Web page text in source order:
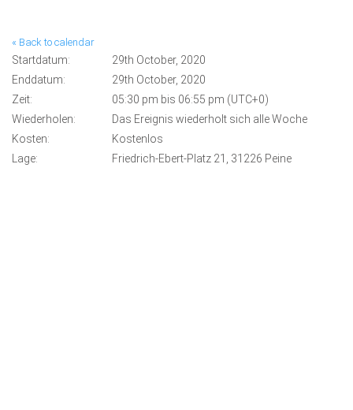
« Back to calendar
Startdatum:
29th October, 2020
Enddatum:
29th October, 2020
Zeit:
05:30 pm bis 06:55 pm (UTC+0)
Wiederholen:
Das Ereignis wiederholt sich alle Woche
Kosten:
Kostenlos
Lage:
Friedrich-Ebert-Platz 21, 31226 Peine